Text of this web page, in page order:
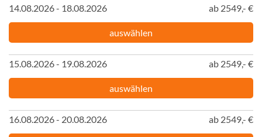
14.08.2026 - 18.08.2026 ab 2549,- €
auswählen
15.08.2026 - 19.08.2026 ab 2549,- €
auswählen
16.08.2026 - 20.08.2026 ab 2549,- €